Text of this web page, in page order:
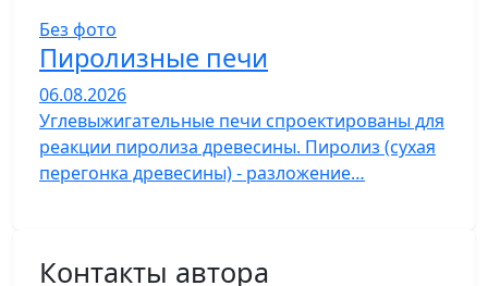
Без фото
Пиролизные печи
06.08.2026
Углевыжигательные печи спроектированы для
реакции пиролиза древесины. Пиролиз (сухая
перегонка древесины) - разложение…
Контакты автора